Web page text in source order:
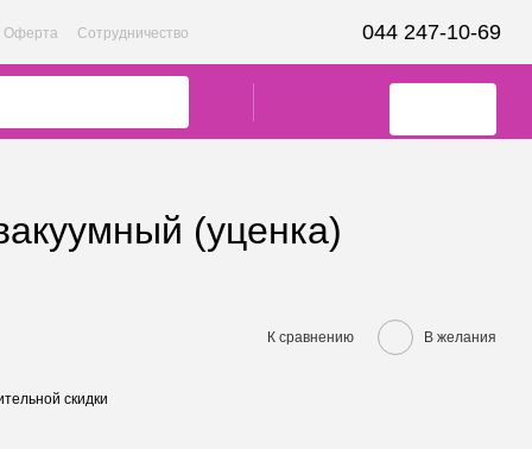
Оферта Сотрудничество 044 247-10-69
(уценка)
К сравнению В желания
скидки